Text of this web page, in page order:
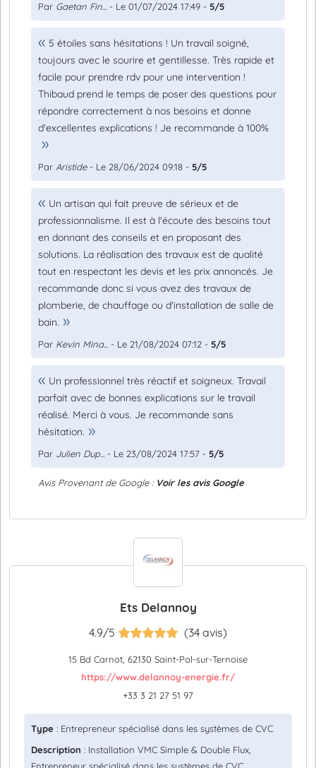
Par Gaetan Fin... - Le 01/07/2024 17:49 - 5/5
5 étoiles sans hésitations ! Un travail soigné,
toujours avec le sourire et gentillesse. Très rapide et
facile pour prendre rdv pour une intervention !
Thibaud prend le temps de poser des questions pour
répondre correctement à nos besoins et donne
d'excellentes explications ! Je recommande à 100%
Par Aristide- Le 28/06/2024 09:18 - 5/5
Un artisan qui fait preuve de sérieux et de
professionnalisme. Il est à l'écoute des besoins tout
en donnant des conseils et en proposant des
solutions. La réalisation des travaux est de qualité
tout en respectant les devis et les prix annoncés. Je
recommande donc si vous avez des travaux de
plomberie, de chauffage ou d'installation de salle de
bain.
Par Kevin Mina... - Le 21/08/2024 07:12 - 5/5
Un professionnel très réactif et soigneux. Travail
parfait avec de bonnes explications sur le travail
réalisé. Merci à vous. Je recommande sans
hésitation.
Par Julien Dup... - Le 23/08/2024 17:57 - 5/5
Avis Provenant de Google : Voir les avis Google
Ets Delannoy
4.9/5 (34 avis)
15 Bd Carnot, 62130 Saint-Pol-sur-Ternoise
https://www.delannoy-energie.fr/
+33 3 21 27 51 97
Type : Entrepreneur spécialisé dans les systèmes de CVC
Description : Installation VMC Simple & Double Flux,